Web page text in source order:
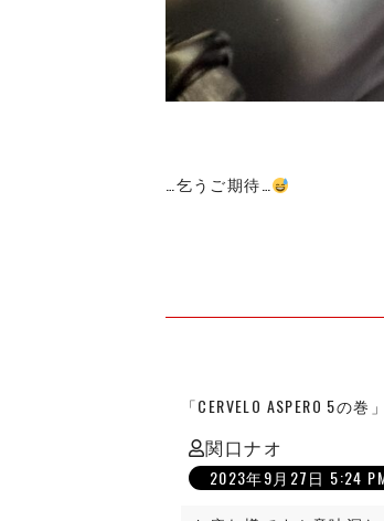
…乞うご期待…
「CERVELO ASPERO 5の
関口ナオ
の
発 2023年9月27日 5:24